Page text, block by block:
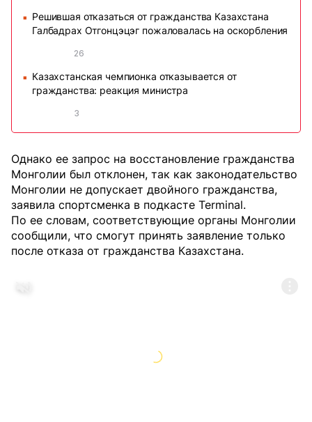
■
Решившая отказаться от гражданства Казахстана
Галбадрах Отгонцэцэг пожаловалась на оскорбления
26
■
Казахстанская чемпионка отказывается от
гражданства: реакция министра
3
Однако ее запрос на восстановление гражданства
Монголии был отклонен, так как законодательство
Монголии не допускает двойного гражданства,
заявила спортсменка в подкасте Terminal.
По ее словам, соответствующие органы Монголии
сообщили, что смогут принять заявление только
после отказа от гражданства Казахстана.